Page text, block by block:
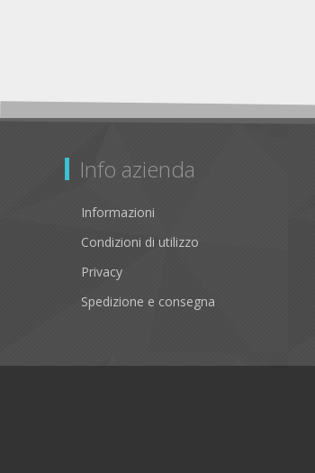
Info azienda
Informazioni
Condizioni di utilizzo
Privacy
Spedizione e consegna